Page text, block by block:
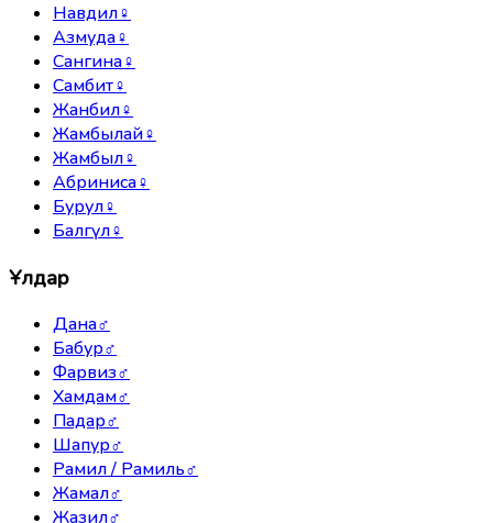
Навдил♀
Азмуда♀
Сангина♀
Самбит♀
Жанбил♀
Жамбылай♀
Жамбыл♀
Абриниса♀
Бурул♀
Балгүл♀
Ұлдар
Дана♂
Бабур♂
Фарвиз♂
Хамдам♂
Падар♂
Шапур♂
Рамил / Рамиль♂
Жамал♂
Жазил♂